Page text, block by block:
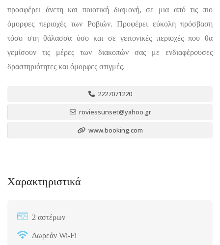
προσφέρει άνετη και ποιοτική διαμονή, σε μια από τις πιο
όμορφες περιοχές των Ροβιών. Προφέρει εύκολη πρόσβαση
τόσο στη θάλασσα όσο και σε γειτονικές περιοχές που θα
γεμίσουν τις μέρες των διακοπών σας με ενδιαφέρουσες
δραστηριότητες και όμορφες στιγμές.
2227071220
roviessunset@yahoo.gr
www.booking.com
Χαρακτηριστικά
2 αστέρων
Δωρεάν Wi-Fi